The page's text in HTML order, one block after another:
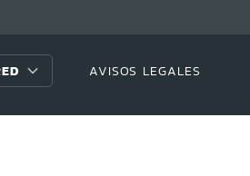
AVISOS LEGALES